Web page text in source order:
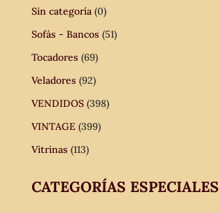
Sin categoría (0)
Sofás - Bancos (51)
Tocadores (69)
Veladores (92)
VENDIDOS (398)
VINTAGE (399)
Vitrinas (113)
CATEGORÍAS ESPECIALES